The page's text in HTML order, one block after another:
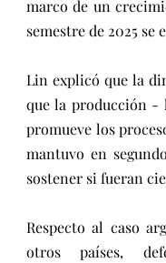
marco de un
semestre de 2025 se
Lin explicó que la
que la producción -
promueve los
mantuvo en
sostener si fueran
Respecto al caso
otros países,